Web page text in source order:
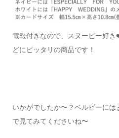
電報付きなので、スヌーピー好き
どにピッタリの商品です！
いかがでしたか〜？ベルビーには
で見てみてくださいね〜